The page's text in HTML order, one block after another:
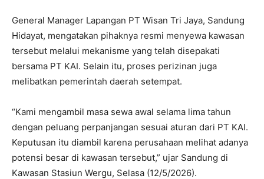
General Manager Lapangan PT Wisan Tri Jaya, Sandung
Hidayat, mengatakan pihaknya resmi menyewa kawasan
tersebut melalui mekanisme yang telah disepakati
bersama PT KAI. Selain itu, proses perizinan juga
melibatkan pemerintah daerah setempat.
“Kami mengambil masa sewa awal selama lima tahun
dengan peluang perpanjangan sesuai aturan dari PT KAI.
Keputusan itu diambil karena perusahaan melihat adanya
potensi besar di kawasan tersebut,” ujar Sandung di
Kawasan Stasiun Wergu, Selasa (12/5/2026).